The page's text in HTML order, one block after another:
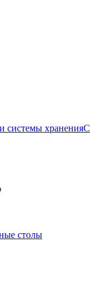
хранения
столы